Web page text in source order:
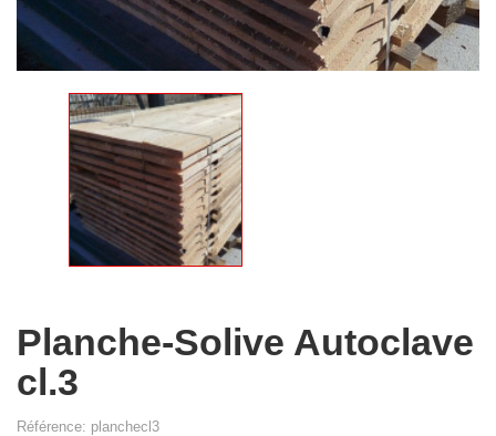
Planche-Solive Autoclave
cl.3
Référence: planchecl3